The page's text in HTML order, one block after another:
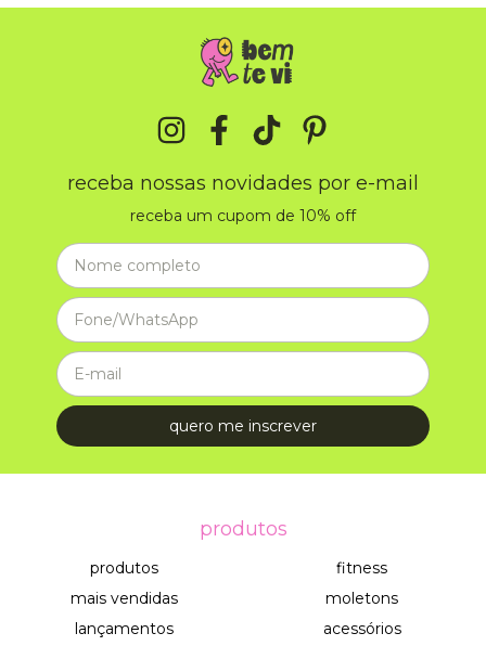
receba nossas novidades por e-mail
receba um cupom de 10% off
produtos
produtos
mais vendidas
lançamentos
fitness
moletons
acessórios